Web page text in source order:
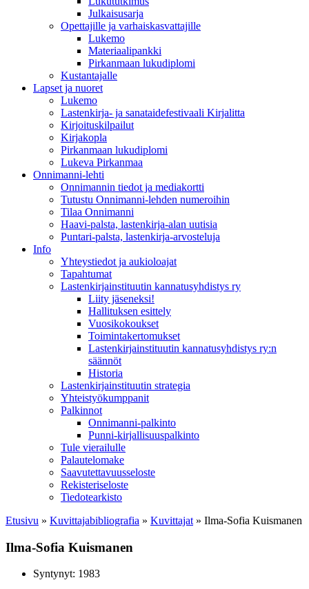
Julkaisusarja
Opettajille ja varhaiskasvattajille
Lukemo
Materiaalipankki
Pirkanmaan lukudiplomi
Kustantajalle
Lapset ja nuoret
Lukemo
Lastenkirja- ja sanataidefestivaali Kirjalitta
Kirjoituskilpailut
Kirjakopla
Pirkanmaan lukudiplomi
Lukeva Pirkanmaa
Onnimanni-lehti
Onnimannin tiedot ja mediakortti
Tutustu Onnimanni-lehden numeroihin
Tilaa Onnimanni
Haavi-palsta, lastenkirja-alan uutisia
Puntari-palsta, lastenkirja-arvosteluja
Info
Yhteystiedot ja aukioloajat
Tapahtumat
Lastenkirjainstituutin kannatusyhdistys ry
Liity jäseneksi!
Hallituksen esittely
Vuosikokoukset
Toimintakertomukset
Lastenkirjainstituutin kannatusyhdistys ry:n
säännöt
Historia
Lastenkirjainstituutin strategia
Yhteistyökumppanit
Palkinnot
Onnimanni-palkinto
Punni-kirjallisuuspalkinto
Tule vierailulle
Palautelomake
Saavutettavuusseloste
Rekisteriseloste
Tiedotearkisto
Etusivu » Kuvittaja­bibliografia » Kuvittajat » Ilma-Sofia Kuismanen
Ilma-Sofia Kuismanen
Syntynyt: 1983